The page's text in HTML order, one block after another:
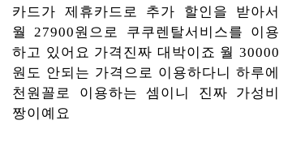
카드가 제휴카드로 추가 할인을 받아서
월 27900원으로 쿠쿠렌탈서비스를 이용
하고 있어요 가격진짜 대박이죠 월 30000
원도 안되는 가격으로 이용하다니 하루에
천원꼴로 이용하는 셈이니 진짜 가성비
짱이예요